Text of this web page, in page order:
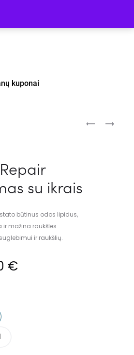
kuponai
su ikrais
būtinus odos lipidus,
mažina raukšles.
ir raukšlių.
€